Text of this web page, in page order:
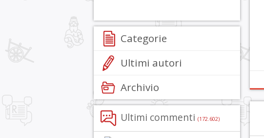
Categorie
Ultimi autori
Archivio
Ultimi commenti (172.602)